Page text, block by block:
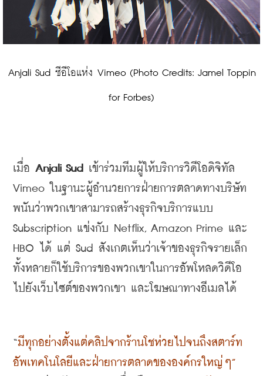
for Forbes)
เมื่อ Anjali Sud เข้าร่วมทีมผู้ให้บริการวิดีโอดิจิทัล
Vimeo
ในฐานะผู้อำนวยการฝ่ายการตลาดทางบริษัท
พนันว่าพวกเขาสามารถสร้างธุรกิจบริการแบบ
Subscription แข่งกับ Netflix, Amazon Prime และ
HBO
ได้ แต่ Sud สังเกตเห็นว่าเจ้าของธุรกิจรายเล็ก
ทั้งหลายก็ใช้บริการของพวกเขาในการอัพโหลดวิดีโอ
ไปยังเว็บไซต์ของพวกเขา และโฆษณาทางอีเมลได้
“มีทุกอย่างตั้งแต่คลิปจากร้านโชห่วยไปจนถึงสตาร์ท
อัพเทคโนโลยีและฝ่ายการตลาดขององค์กรใหญ่ๆ”